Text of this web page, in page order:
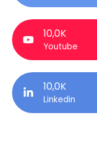
10,0K
Youtube
10,0K
Linkedin